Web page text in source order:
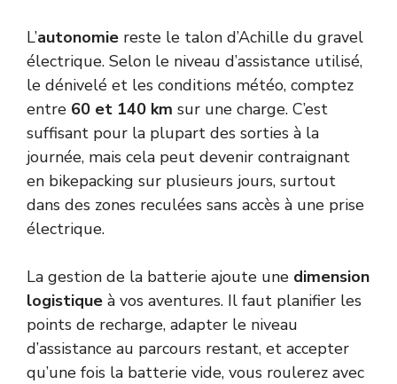
L’autonomie reste le talon d’Achille du gravel
électrique. Selon le niveau d’assistance utilisé,
le dénivelé et les conditions météo, comptez
entre 60 et 140 km sur une charge. C’est
suffisant pour la plupart des sorties à la
journée, mais cela peut devenir contraignant
en bikepacking sur plusieurs jours, surtout
dans des zones reculées sans accès à une prise
électrique.
La gestion de la batterie ajoute une dimension
logistique à vos aventures. Il faut planifier les
points de recharge, adapter le niveau
d’assistance au parcours restant, et accepter
qu’une fois la batterie vide, vous roulerez avec